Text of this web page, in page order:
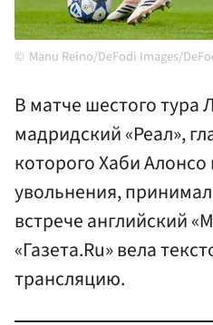
Manu Reino/DeFodi Images/
В матче шестого тура
мадридский «Реал»,
которого Хаби
увольнения,
встрече английский
«Газета.Ru» вела
трансляцию.